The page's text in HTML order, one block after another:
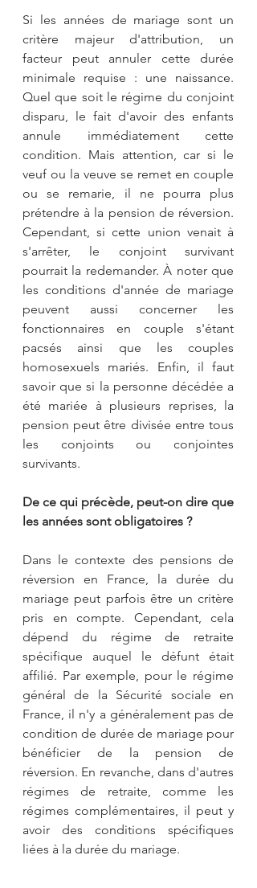
Si les années de mariage sont un
critère majeur d'attribution, un
facteur peut annuler cette durée
minimale requise : une naissance.
Quel que soit le régime du conjoint
disparu, le fait d'avoir des enfants
annule immédiatement cette
condition. Mais attention, car si le
veuf ou la veuve se remet en couple
ou se remarie, il ne pourra plus
prétendre à la pension de réversion.
Cependant, si cette union venait à
s'arrêter, le conjoint survivant
pourrait la redemander. À noter que
les conditions d'année de mariage
peuvent aussi concerner les
fonctionnaires en couple s'étant
pacsés ainsi que les couples
homosexuels mariés. Enfin, il faut
savoir que si la personne décédée a
été mariée à plusieurs reprises, la
pension peut être divisée entre tous
les conjoints ou conjointes
survivants.
De ce qui précède, peut-on dire que
les années sont obligatoires ?
Dans le contexte des pensions de
réversion en France, la durée du
mariage peut parfois être un critère
pris en compte. Cependant, cela
dépend du régime de retraite
spécifique auquel le défunt était
affilié. Par exemple, pour le régime
général de la Sécurité sociale en
France, il n'y a généralement pas de
condition de durée de mariage pour
bénéficier de la pension de
réversion. En revanche, dans d'autres
régimes de retraite, comme les
régimes complémentaires, il peut y
avoir des conditions spécifiques
liées à la durée du mariage.